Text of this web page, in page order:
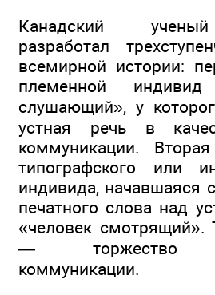
Канадский
разработал
всемирной истории:
племенной
слушающий», у
устная речь в
коммуникации. Вторая
типографского или
индивида, начавшаяся
печатного слова над
«человек смотрящий».
— торжество
коммуникации.